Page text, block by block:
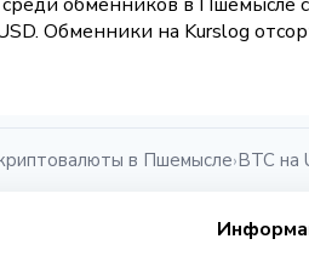
обменников в Пшемысле
Обменники на Kurslog
в Пшемысле›BTC на